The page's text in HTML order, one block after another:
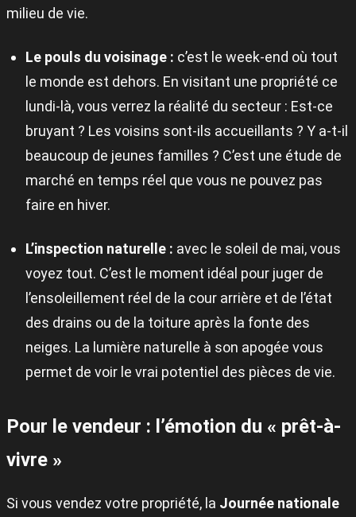
milieu de vie.
Le pouls du voisinage : c’est le week-end où tout
le monde est dehors. En visitant une propriété ce
lundi-là, vous verrez la réalité du secteur : Est-ce
bruyant ? Les voisins sont-ils accueillants ? Y a-t-il
beaucoup de jeunes familles ? C’est une étude de
marché en temps réel que vous ne pouvez pas
faire en hiver.
L’inspection naturelle : avec le soleil de mai, vous
voyez tout. C’est le moment idéal pour juger de
l’ensoleillement réel de la cour arrière et de l’état
des drains ou de la toiture après la fonte des
neiges. La lumière naturelle à son apogée vous
permet de voir le vrai potentiel des pièces de vie.
Pour le vendeur : l’émotion du « prêt-à-
vivre »
Si vous vendez votre propriété, la Journée nationale